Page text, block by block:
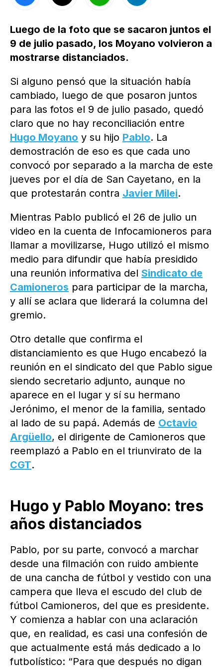
Luego de la foto que se sacaron juntos el
9 de julio pasado, los Moyano volvieron a
mostrarse distanciados.
Si alguno pensó que la situación había
cambiado, luego de que posaron juntos
para las fotos el 9 de julio pasado, quedó
claro que no hay reconciliación entre
Hugo Moyano y su hijo Pablo. La
demostración de eso es que cada uno
convocó por separado a la marcha de este
jueves por el día de San Cayetano, en la
que protestarán contra Javier Milei.
Mientras Pablo publicó el 26 de julio un
video en la cuenta de Infocamioneros para
llamar a movilizarse, Hugo utilizó el mismo
medio para difundir que había presidido
una reunión informativa del Sindicato de
Camioneros para participar de la marcha,
y allí se aclara que liderará la columna del
gremio.
Otro detalle que confirma el
distanciamiento es que Hugo encabezó la
reunión en el sindicato del que Pablo sigue
siendo secretario adjunto, aunque no
aparece en el lugar y sí su hermano
Jerónimo, el menor de la familia, sentado
al lado de su papá. Además de Octavio
Argüello, el dirigente de Camioneros que
reemplazó a Pablo en el triunvirato de la
CGT.
Hugo y Pablo Moyano: tres
años distanciados
Pablo, por su parte, convocó a marchar
desde una filmación con ruido ambiente
de una cancha de fútbol y vestido con una
campera que lleva el escudo del club de
fútbol Camioneros, del que es presidente.
Y comienza a hablar con una aclaración
que, en realidad, es casi una confesión de
que actualmente está más dedicado a lo
futbolístico: “Para que después no digan